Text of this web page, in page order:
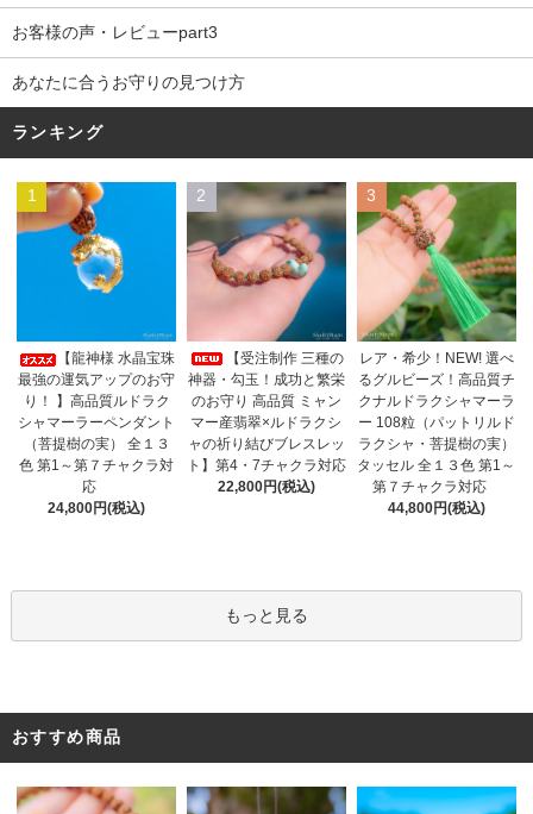
お客様の声・レビューpart3
あなたに合うお守りの見つけ方
ランキング
1
【龍神様 水晶宝珠
最強の運気アップのお守
り！ 】高品質ルドラク
シャマーラーペンダント
（菩提樹の実） 全１３
色 第1～第７チャクラ対
応
24,800円(税込)
2
【受注制作 三種の
神器・勾玉！成功と繁栄
のお守り 高品質 ミャン
マー産翡翠×ルドラクシ
ャの祈り結びブレスレッ
ト】第4・7チャクラ対応
22,800円(税込)
3
レア・希少！NEW! 選べ
るグルビーズ！高品質チ
クナルドラクシャマーラ
ー 108粒（パットリルド
ラクシャ・菩提樹の実）
タッセル 全１３色 第1～
第７チャクラ対応
44,800円(税込)
もっと見る
おすすめ商品